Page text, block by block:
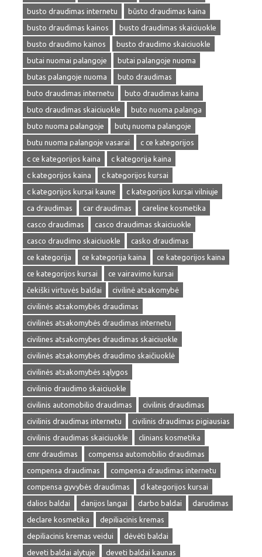
busto draudimas internetu
būsto draudimas kaina
busto draudimas kainos
busto draudimas skaiciuokle
busto draudimo kainos
busto draudimo skaiciuokle
butai nuomai palangoje
butai palangoje nuoma
butas palangoje nuoma
buto draudimas
buto draudimas internetu
buto draudimas kaina
buto draudimas skaiciuokle
buto nuoma palanga
buto nuoma palangoje
butų nuoma palangoje
butu nuoma palangoje vasarai
c ce kategorijos
c ce kategorijos kaina
c kategorija kaina
c kategorijos kaina
c kategorijos kursai
c kategorijos kursai kaune
c kategorijos kursai vilniuje
ca draudimas
car draudimas
careline kosmetika
casco draudimas
casco draudimas skaiciuokle
casco draudimo skaiciuokle
casko draudimas
ce kategorija
ce kategorija kaina
ce kategorijos kaina
ce kategorijos kursai
ce vairavimo kursai
čekiški virtuvės baldai
civilinė atsakomybė
civilinės atsakomybės draudimas
civilinės atsakomybės draudimas internetu
civilines atsakomybes draudimas skaiciuokle
civilinės atsakomybės draudimo skaičiuoklė
civilinės atsakomybės sąlygos
civilinio draudimo skaiciuokle
civilinis automobilio draudimas
civilinis draudimas
civilinis draudimas internetu
civilinis draudimas pigiausias
civilinis draudimas skaiciuokle
clinians kosmetika
cmr draudimas
compensa automobilio draudimas
compensa draudimas
compensa draudimas internetu
compensa gyvybės draudimas
d kategorijos kursai
dalios baldai
danijos langai darbo baldai
darudimas
declare kosmetika
depiliacinis kremas
depiliacinis kremas veidui
dėvėti baldai
deveti baldai alytuje
deveti baldai kaunas